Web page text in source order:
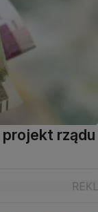
rządu